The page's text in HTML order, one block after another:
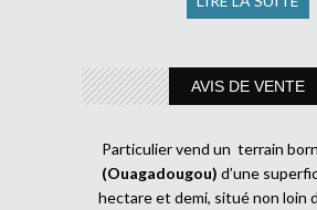
AVIS DE VENTE
Particulier vend un terrain
(Ouagadougou) d’une
hectare et demi, situé non loin